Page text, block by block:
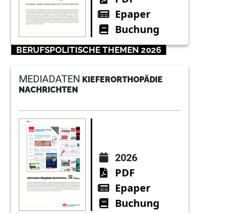
Epaper
Buchung
BERUFSPOLITISCHE THEMEN 2026
MEDIADATEN KIEFERORTHOPÄDIE
NACHRICHTEN
2026
PDF
Epaper
Buchung